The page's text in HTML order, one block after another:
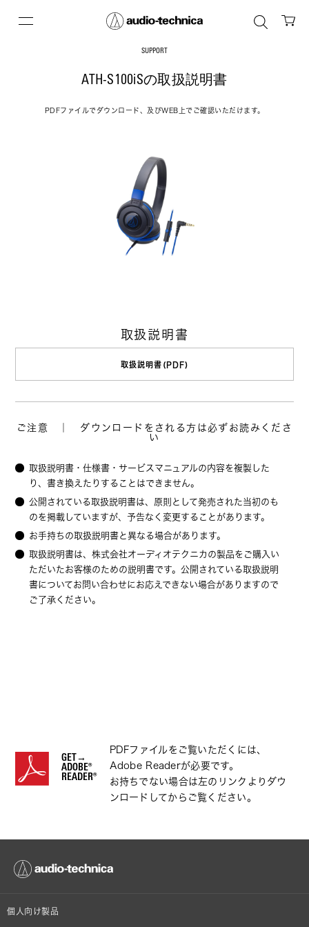
SUPPORT
ATH-S100iSの取扱説明書
PDFファイルでダウンロード、及びWEB上でご確認いただけます。
取扱説明書
取扱説明書(PDF)
ご注意 ｜ ダウンロードをされる方は必ずお読みくださ
い
取扱説明書・仕様書・サービスマニュアルの内容を複製した
り、書き換えたりすることはできません。
公開されている取扱説明書は、原則として発売された当初のも
のを掲載していますが、予告なく変更することがあります。
お手持ちの取扱説明書と異なる場合があります。
取扱説明書は、株式会社オーディオテクニカの製品をご購入い
ただいたお客様のための説明書です。公開されている取扱説明
書についてお問い合わせにお応えできない場合がありますので
ご了承ください。
GET→
ADOBE®
READER®
PDFファイルをご覧いただくには、
Adobe Readerが必要です。
お持ちでない場合は左のリンクよりダウ
ンロードしてからご覧ください。
個人向け製品